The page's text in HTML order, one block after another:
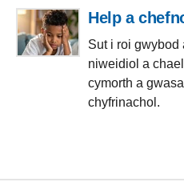
Help a
Sut i roi gwybod
niweidiol a
cymorth a
chyfrinachol.